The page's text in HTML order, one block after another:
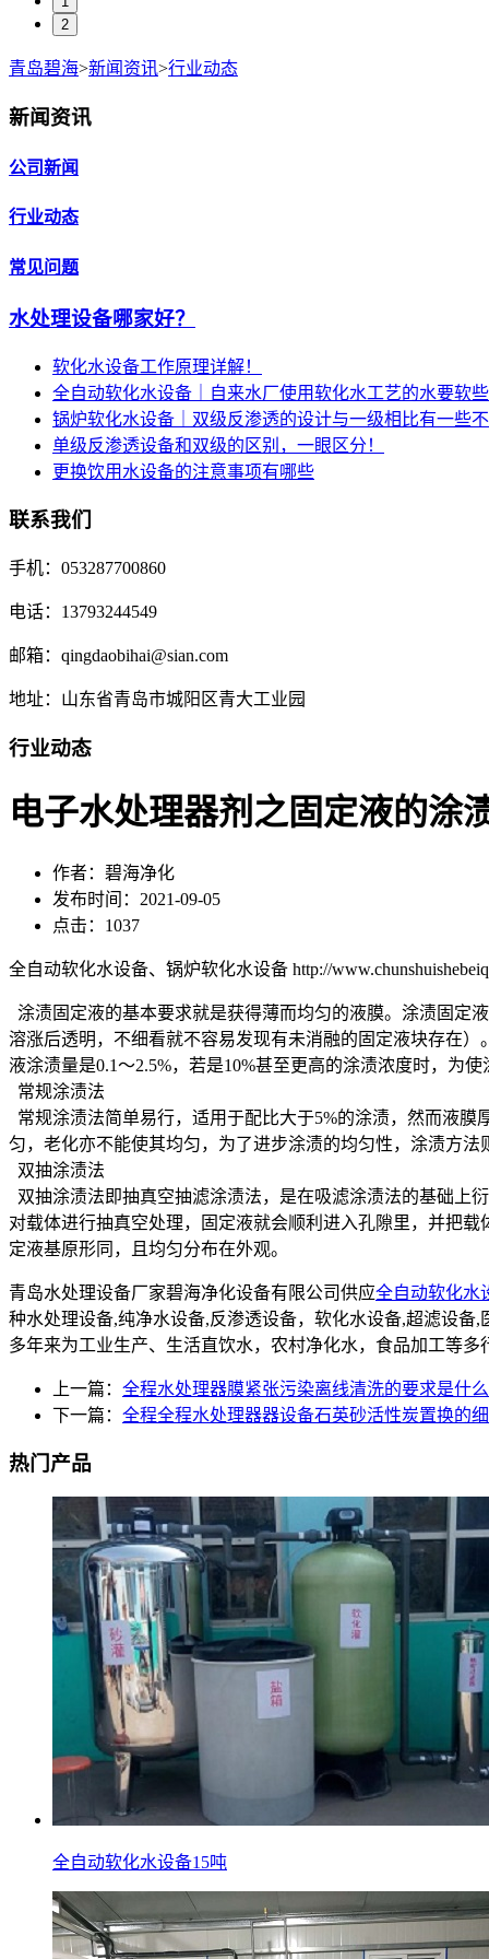
2
青岛碧海>新闻资讯>行业动态
新闻资讯
公司新闻
行业动态
常见问题
水处理设备哪家好？
软化水设备工作原理详解！
全自动软化水设备｜自来水厂使用软化水工艺的水要软些
锅炉软化水设备｜双级反渗透的设计与一级相比有一些
单级反渗透设备和双级的区别，一眼区分！
更换饮用水设备的注意事项有哪些
联系我们
手机：053287700860
电话：13793244549
邮箱：qingdaobihai@sian.com
地址：山东省青岛市城阳区青大工业园
行业动态
电子水处理器剂之固定液的涂
作者：碧海净化
发布时间：2021-09-05
点击：1037
全自动软化水设备、锅炉软化水设备 http://
涂渍固定液的基本要求就是获得薄而均匀的液膜。涂渍固定
溶涨后透明，不细看就不容易发现有未消融的固定液块存在
液涂渍量是0.1～2.5%，若是10%甚至更高的涂渍浓度时，为
常规涂渍法
常规涂渍法简单易行，适用于配比大于5%的涂渍，然而液
匀，老化亦不能使其均匀，为了进步涂渍的均匀性，涂渍方法
双抽涂渍法
双抽涂渍法即抽真空抽滤涂渍法，是在吸滤涂渍法的基础上
对载体进行抽真空处理，固定液就会顺利进入孔隙里，并把
定液基原形同，且均匀分布在外观。
青岛水处理设备厂家碧海净化设备有限公司供应全自动软化水
种水处理设备,纯净水设备,反渗透设备，软化水设备,超滤设
多年来为工业生产、生活直饮水，农村净化水，食品加工等
上一篇： 全程水处理器膜紧张污染离线清洗的要求是什么
下一篇： 全程全程水处理器器设备石英砂活性炭置换的
热门产品
全自动软化水设备15吨